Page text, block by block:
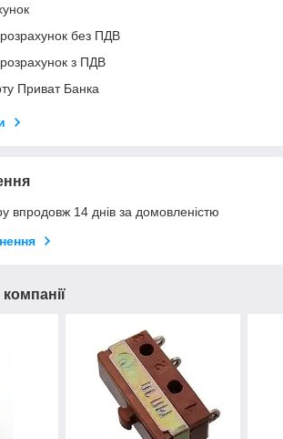
розрахунок без ПДВ
розрахунок з ПДВ
Приват Банка
впродовж 14 днів за домовленістю